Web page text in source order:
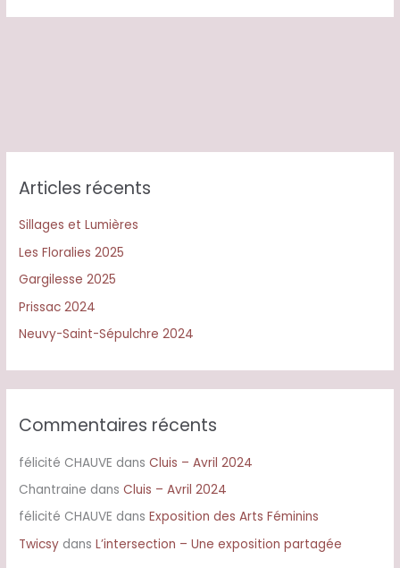
Articles récents
Sillages et Lumières
Les Floralies 2025
Gargilesse 2025
Prissac 2024
Neuvy-Saint-Sépulchre 2024
Commentaires récents
félicité CHAUVE dansCluis – Avril 2024
Chantraine dansCluis – Avril 2024
félicité CHAUVE dansExposition des Arts Féminins
Twicsy dansL’intersection – Une exposition partagée